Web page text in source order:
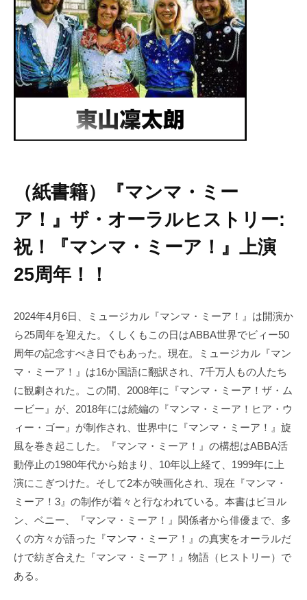
（紙書籍）『マンマ・ミー
ア！』ザ・オーラルヒストリー:
祝！『マンマ・ミーア！』上演
25周年！！
2024年4月6日、ミュージカル『マンマ・ミーア！』は開演か
ら25周年を迎えた。くしくもこの日はABBA世界でビィー50
周年の記念すべき日でもあった。現在。ミュージカル『マン
マ・ミーア！』は16か国語に翻訳され、7千万人もの人たち
に観劇された。この間、2008年に『マンマ・ミーア！ザ・ム
ービー』が、2018年には続編の『マンマ・ミーア！ヒア・ウ
ィー・ゴー』が制作され、世界中に『マンマ・ミーア！』旋
風を巻き起こした。『マンマ・ミーア！』の構想はABBA活
動停止の1980年代から始まり、10年以上経て、1999年に上
演にこぎつけた。そして2本が映画化され、現在『マンマ・
ミーア！3』の制作が着々と行なわれている。本書はビヨル
ン、ベニー、『マンマ・ミーア！』関係者から俳優まで、多
くの方々が語った『マンマ・ミーア！』の真実をオーラルだ
けで紡ぎ合えた『マンマ・ミーア！』物語（ヒストリー）で
ある。